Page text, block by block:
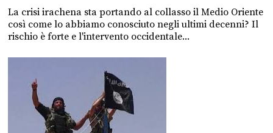
La crisi irachena sta portando al collasso il Medio Oriente
così come lo abbiamo conosciuto negli ultimi decenni? Il
rischio è forte e l'intervento occidentale...